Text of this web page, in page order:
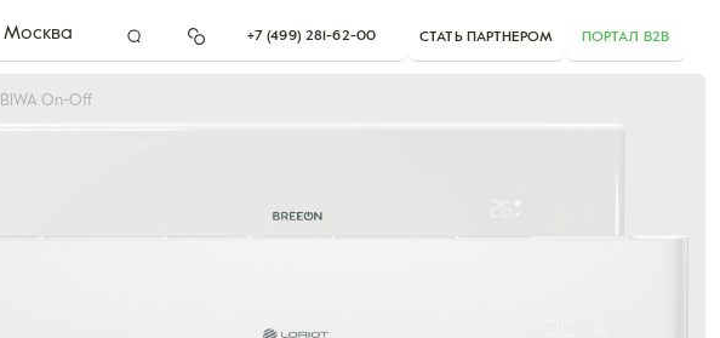
Москва +7 (499) 281-62-00 СТАТЬ ПАРТНЕРОМ ПОРТАЛ B2B
On-Off